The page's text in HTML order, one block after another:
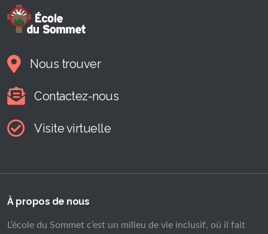
Nous trouver
Contactez-nous
Visite virtuelle
À propos de nous
L’école du Sommet c’est un milieu de vie inclusif, où il fait